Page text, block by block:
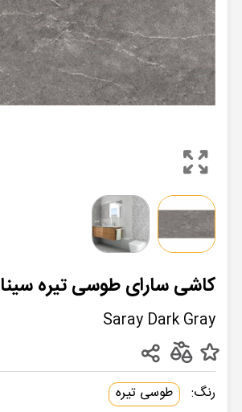
کاشی سارای طوسی تیره سینا
Saray Dark Gray
رنگ:
طوسی تیره